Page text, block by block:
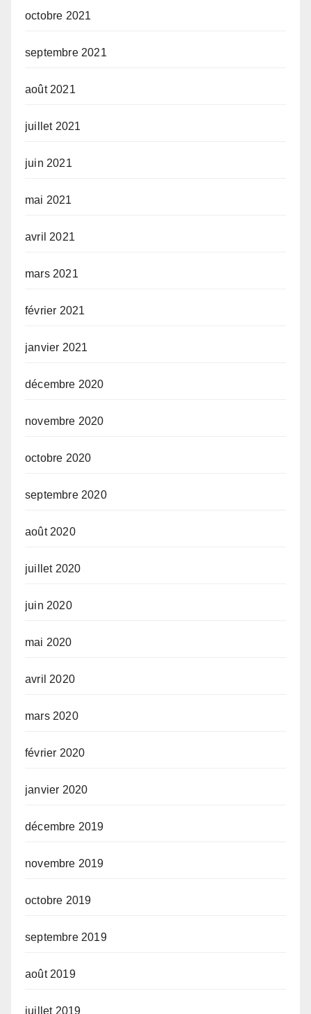
octobre 2021
septembre 2021
août 2021
juillet 2021
juin 2021
mai 2021
avril 2021
mars 2021
février 2021
janvier 2021
décembre 2020
novembre 2020
octobre 2020
septembre 2020
août 2020
juillet 2020
juin 2020
mai 2020
avril 2020
mars 2020
février 2020
janvier 2020
décembre 2019
novembre 2019
octobre 2019
septembre 2019
août 2019
juillet 2019